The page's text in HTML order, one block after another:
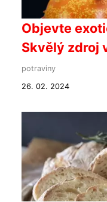
Objevte
Skvělý zdroj
potraviny
26. 02. 2024